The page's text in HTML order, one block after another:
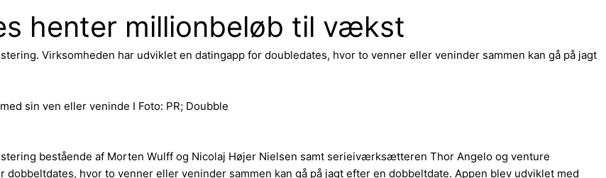
henter millionbeløb til vækst
Virksomheden har udviklet en datingapp for doubledates, hvor to venner eller veninder sammen kan gå på jagt
sin ven eller veninde I Foto: PR; Doubble
bestående af Morten Wulff og Nicolaj Højer Nielsen samt serieiværksætteren Thor Angelo og venture
hvor to venner eller veninder sammen kan gå på jagt efter en dobbeltdate. Appen blev udviklet med